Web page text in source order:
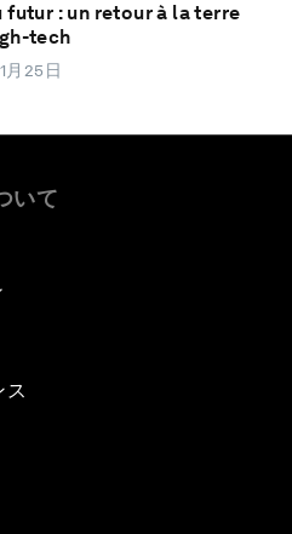
futur : un retour à la terre
tech
月25日
いて
ス